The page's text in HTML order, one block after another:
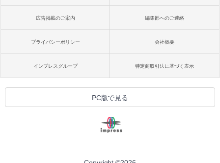
広告掲載のご案内 編集部へのご連絡
プライバシーポリシー 会社概要
インプレスグループ 特定商取引法に基づく表示
PC版で見る